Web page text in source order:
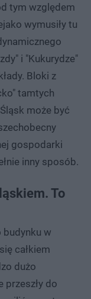
tym względem
wymusiły tu
i "Kukurydze"
Bloki z
tamtych
może być
gospodarki
inny sposób.
To
budynku w
całkiem
dużo
przeszły do